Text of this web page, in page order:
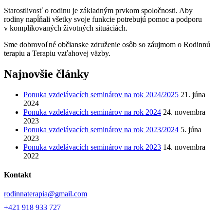
Starostlivosť o rodinu je základným prvkom spoločnosti. Aby
rodiny napĺňali všetky svoje funkcie potrebujú pomoc a podporu
v komplikovaných životných situáciách.
Sme dobrovoľné občianske združenie osôb so záujmom o Rodinnú
terapiu a Terapiu vzťahovej väzby.
Najnovšie články
Ponuka vzdelávacích seminárov na rok 2024/2025 21. júna
2024
Ponuka vzdelávacích seminárov na rok 2024 24. novembra
2023
Ponuka vzdelávacích seminárov na rok 2023/2024 5. júna
2023
Ponuka vzdelávacích seminárov na rok 2023 14. novembra
2022
Kontakt
rodinnaterapia@gmail.com
+421 918 933 727